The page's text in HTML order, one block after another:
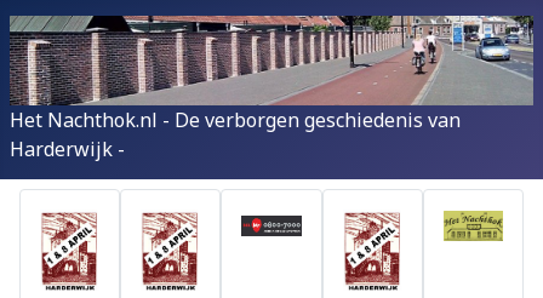
Het Nachthok.nl - De verborgen geschiedenis van
Harderwijk -